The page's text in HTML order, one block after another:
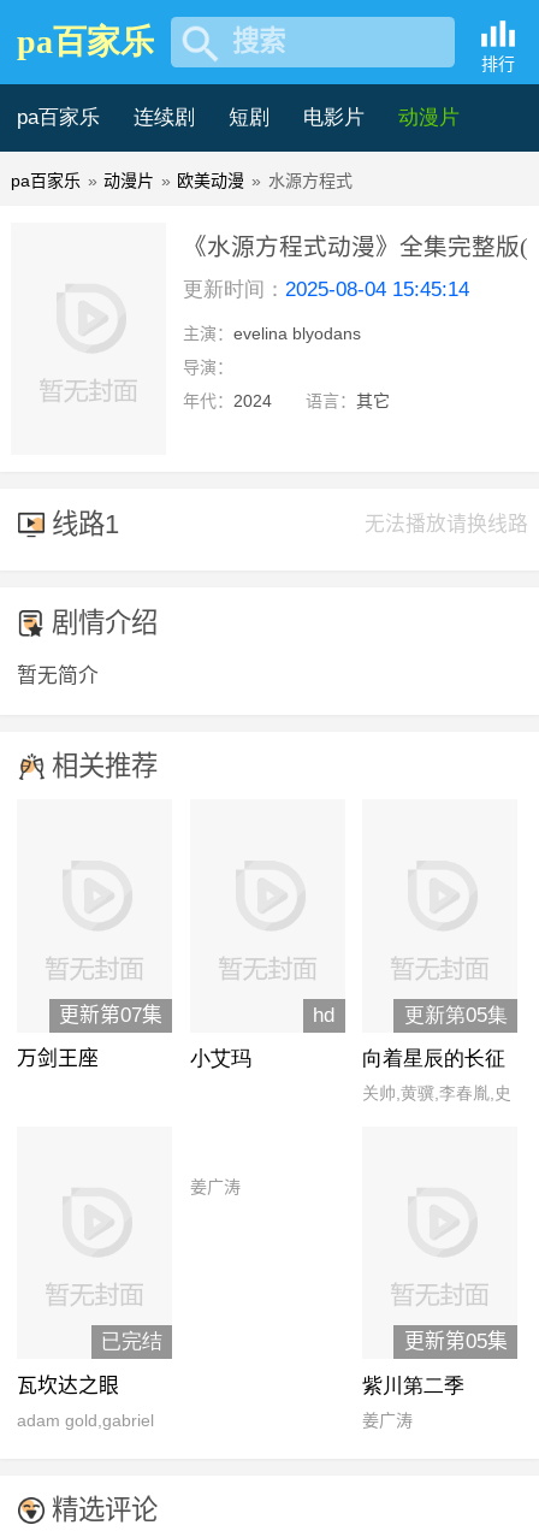
pa百家乐 搜索
排行
pa百家乐 连续剧 短剧 电影片 动漫片
记录片 综艺片
pa百家乐 » 动漫片 » 欧美动漫 » 水源方程式
《水源方程式动漫》全集完整版
pa百家乐
更新时间： 2025-08-04 15:45:14
主演： evelina blyodans
导演：
年代： 2024 语言： 其它
线路1 无法播放请换线路
剧情介绍
暂无简介
相关推荐
更新第07集
万剑王座
hd
小艾玛
更新第05集
向着星辰的长征
关帅,黄骥,李春胤,史
已完结
瓦坎达之眼
adam gold,gabriel
·布里斯托,艾萨克·罗
姜广涛
更新第05集
紫川第二季
姜广涛
精选评论